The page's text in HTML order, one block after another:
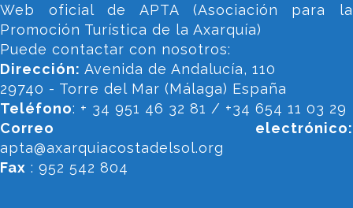
Web oficial de APTA (Asociación para la
Promoción Turística de la Axarquía)
Puede contactar con nosotros:
Dirección: Avenida de Andalucía, 110
29740 - Torre del Mar (Málaga) España
Teléfono: + 34 951 46 32 81 / +34 654 11 03 29
Correo electrónico:
apta@axarquiacostadelsol.org
Fax : 952 542 804